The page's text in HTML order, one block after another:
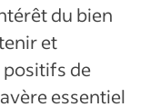
du bien
et
de
essentiel